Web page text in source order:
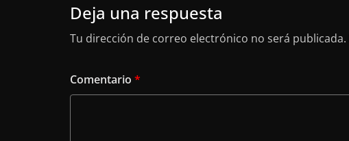
Deja una respuesta
Tu dirección de correo electrónico no será publicada.
Comentario *